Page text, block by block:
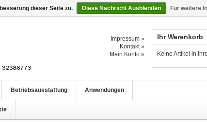
Impressum »
Kontakt »
Mein Konto »
Ihr Warenkorb
Keine Artikel in
Betriebsausstattung Anwendungen
dieser Seite zu. Diese Nachricht Ausblenden Für weitere